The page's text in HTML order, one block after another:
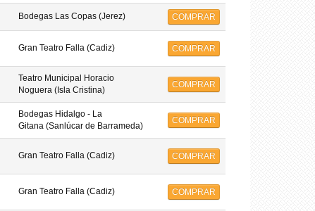
Bodegas Las Copas (Jerez) COMPRAR
Gran Teatro Falla (Cadiz) COMPRAR
Teatro Municipal Horacio
Noguera (Isla Cristina)
COMPRAR
Bodegas Hidalgo - La
Gitana (Sanlúcar de Barrameda)
COMPRAR
Gran Teatro Falla (Cadiz) COMPRAR
Gran Teatro Falla (Cadiz) COMPRAR